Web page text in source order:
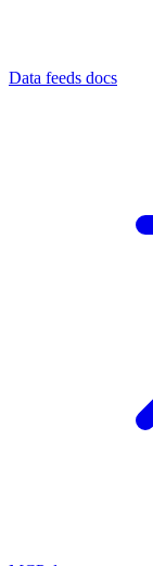
Data feeds docs